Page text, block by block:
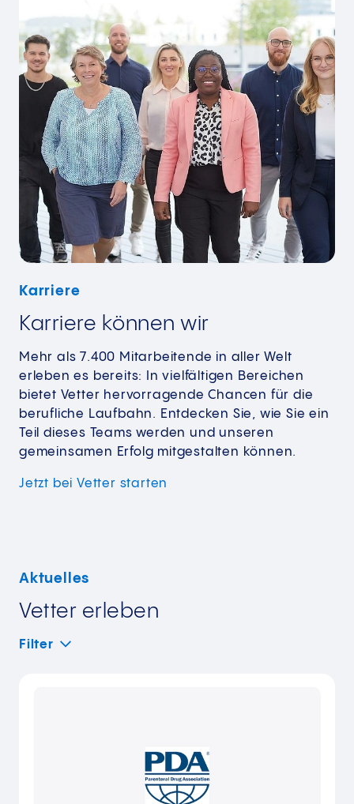
Karriere
Karriere können wir
Mehr als 7.400 Mitarbeitende in aller Welt
erleben es bereits: In vielfältigen Bereichen
bietet Vetter hervorragende Chancen für die
berufliche Laufbahn. Entdecken Sie, wie Sie ein
Teil dieses Teams werden und unseren
gemeinsamen Erfolg mitgestalten können.
Jetzt beiVetter starten
Aktuelles
Vetter erleben
Filter